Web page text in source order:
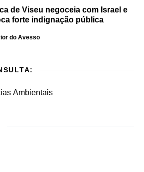
de Viseu negoceia com Israel e
forte indignação pública
do Avesso